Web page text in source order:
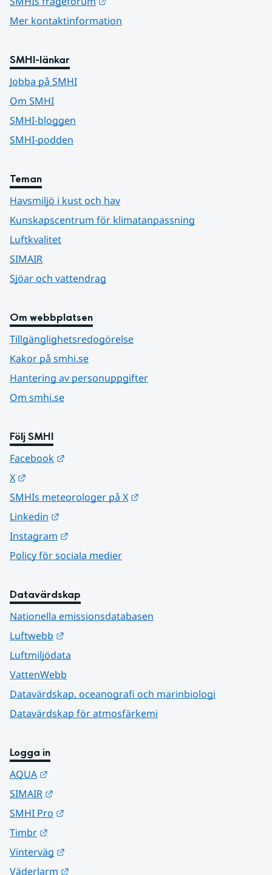
Mer kontaktinformation
SMHI-länkar
Jobba på SMHI
Om SMHI
SMHI-bloggen
SMHI-podden
Teman
Havsmiljö i kust och hav
Kunskapscentrum för klimatanpassning
Luftkvalitet
SIMAIR
Sjöar och vattendrag
Om webbplatsen
Tillgänglighetsredogörelse
Kakor på smhi.se
Hantering av personuppgifter
Om smhi.se
Följ SMHI
Facebook
X
SMHIs meteorologer på X
Linkedin
Instagram
Policy för sociala medier
Datavärdskap
Nationella emissionsdatabasen
Luftwebb
Luftmiljödata
VattenWebb
Datavärdskap, oceanografi och marinbiologi
Datavärdskap för atmosfärkemi
Logga in
AQUA
SIMAIR
SMHI Pro
Timbr
Vinterväg
Väderlarm